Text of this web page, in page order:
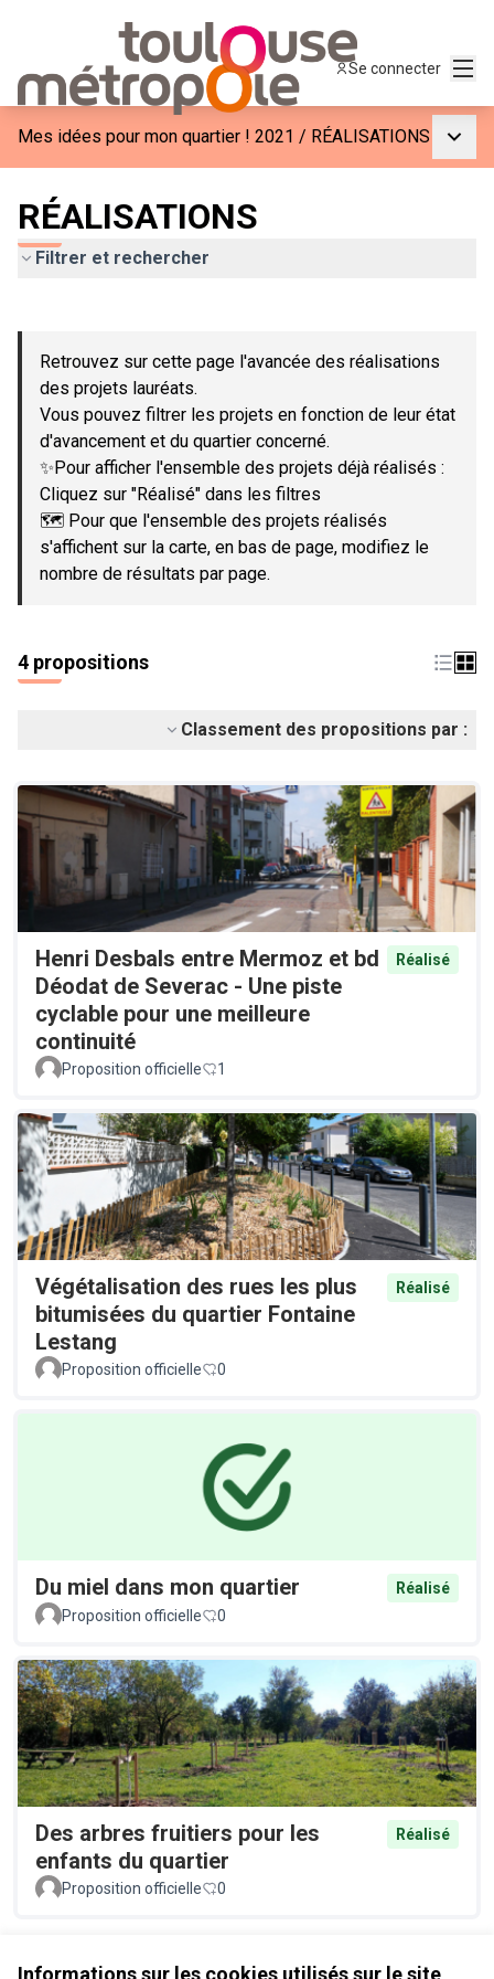
Informations sur les cookies utilisés sur le site
Se connecter
Mes idées pour mon quartier ! 2021 / RÉALISATIONS
RÉALISATIONS
Filtrer et rechercher
−
Retrouvez sur cette page l'avancée des réalisations
des projets lauréats.
Vous pouvez filtrer les projets en fonction de leur état
d'avancement et du quartier concerné.
✨Pour afficher l'ensemble des projets déjà réalisés :
Cliquez sur "Réalisé" dans les filtres
🗺️ Pour que l'ensemble des projets réalisés
s'affichent sur la carte, en bas de page, modifiez le
nombre de résultats par page.
4 propositions
Classement des propositions par :
Henri Desbals entre Mermoz et bd
Déodat de Severac - Une piste
cyclable pour une meilleure
continuité
Réalisé
Proposition officielle 1
Végétalisation des rues les plus
bitumisées du quartier Fontaine
Lestang
Réalisé
Proposition officielle 0
Du miel dans mon quartier
Réalisé
Proposition officielle
0
Des arbres fruitiers pour les
enfants du quartier
Réalisé
Proposition officielle 0